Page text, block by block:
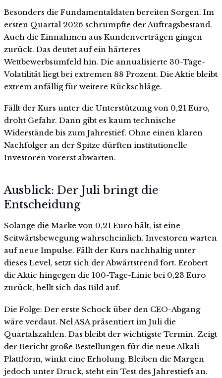
Besonders die Fundamentaldaten bereiten Sorgen. Im
ersten Quartal 2026 schrumpfte der Auftragsbestand.
Auch die Einnahmen aus Kundenverträgen gingen
zurück. Das deutet auf ein härteres
Wettbewerbsumfeld hin. Die annualisierte 30-Tage-
Volatilität liegt bei extremen 88 Prozent. Die Aktie bleibt
extrem anfällig für weitere Rückschläge.
Fällt der Kurs unter die Unterstützung von 0,21 Euro,
droht Gefahr. Dann gibt es kaum technische
Widerstände bis zum Jahrestief. Ohne einen klaren
Nachfolger an der Spitze dürften institutionelle
Investoren vorerst abwarten.
Ausblick: Der Juli bringt die
Entscheidung
Solange die Marke von 0,21 Euro hält, ist eine
Seitwärtsbewegung wahrscheinlich. Investoren warten
auf neue Impulse. Fällt der Kurs nachhaltig unter
dieses Level, setzt sich der Abwärtstrend fort. Erobert
die Aktie hingegen die 100-Tage-Linie bei 0,23 Euro
zurück, hellt sich das Bild auf.
Die Folge: Der erste Schock über den CEO-Abgang
wäre verdaut. Nel ASA präsentiert im Juli die
Quartalszahlen. Das bleibt der wichtigste Termin. Zeigt
der Bericht große Bestellungen für die neue Alkali-
Plattform, winkt eine Erholung. Bleiben die Margen
jedoch unter Druck, steht ein Test des Jahrestiefs an.